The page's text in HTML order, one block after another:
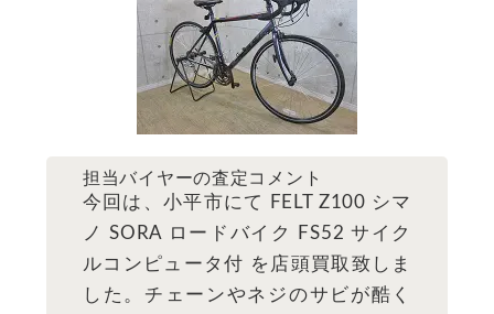
担当バイヤーの査定コメント
今回は、小平市にて FELT Z100 シマ
ノ SORA ロードバイク FS52 サイク
ルコンピュータ付 を店頭買取致しま
した。チェーンやネジのサビが酷く